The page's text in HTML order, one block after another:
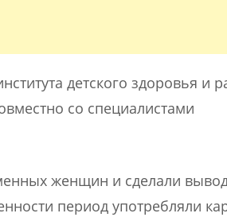
детского здоровья и
со специалистами
женщин и сделали
период употребляли